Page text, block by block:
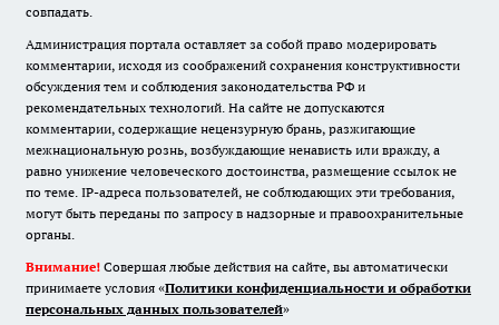
совпадать.
Администрация портала оставляет за собой право модерировать
комментарии, исходя из соображений сохранения конструктивности
обсуждения тем и соблюдения законодательства РФ и
рекомендательных технологий. На сайте не допускаются
комментарии, содержащие нецензурную брань, разжигающие
межнациональную рознь, возбуждающие ненависть или вражду, а
равно унижение человеческого достоинства, размещение ссылок не
по теме. IP-адреса пользователей, не соблюдающих эти требования,
могут быть переданы по запросу в надзорные и правоохранительные
органы.
Внимание! Совершая любые действия на сайте, вы автоматически
принимаете условия «Политики конфиденциальности и обработки
персональных данных пользователей»